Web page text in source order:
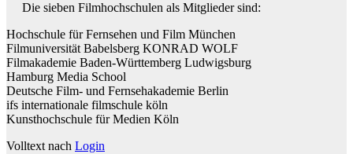
Die sieben Filmhochschulen als Mitglieder sind:
Hochschule für Fernsehen und Film München
Filmuniversität Babelsberg KONRAD WOLF
Filmakademie Baden-Württemberg Ludwigsburg
Hamburg Media School
Deutsche Film- und Fernsehakademie Berlin
ifs internationale filmschule köln
Kunsthochschule für Medien Köln
Volltext nach Login